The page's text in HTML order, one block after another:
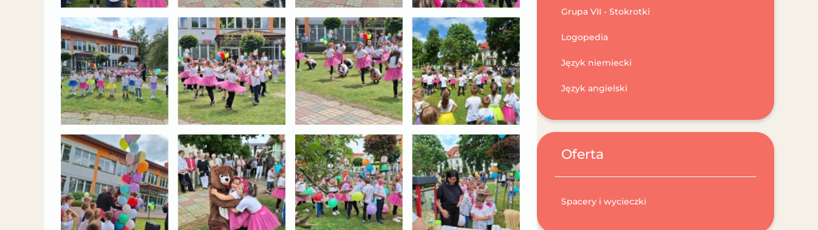
Grupa VII - Stokrotki
Logopedia
Język niemiecki
Język angielski
Oferta
Spacery i wycieczki